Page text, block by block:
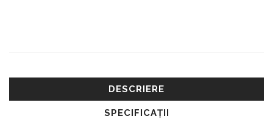
DESCRIERE
SPECIFICAŢII